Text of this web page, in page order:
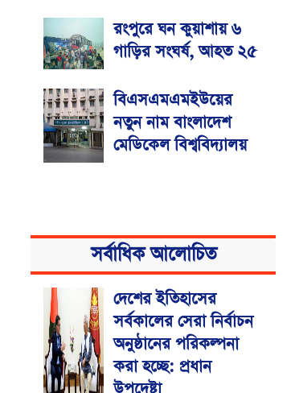
রংপুরে ঘন কুয়াশায় ৬
গাড়ির সংঘর্ষ, আহত ২৫
বিএসএমএমইউয়ের
নতুন নাম বাংলাদেশ
মেডিকেল বিশ্ববিদ্যালয়
সর্বাধিক আলোচিত
দেশের ইতিহাসের
সর্বকালের সেরা নির্বাচন
অনুষ্ঠানের পরিকল্পনা
করা হচ্ছে: প্রধান